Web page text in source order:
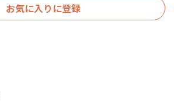
お気に入りに登録